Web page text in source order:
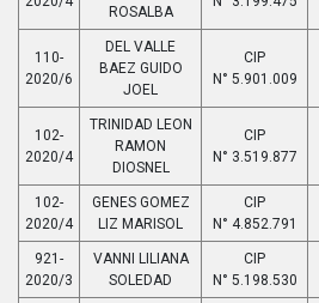
ROSALBA
110-
2020/6
DEL VALLE
BAEZ GUIDO
JOEL
CIP
N° 5.901.009
102-
2020/4
TRINIDAD LEON
RAMON
DIOSNEL
CIP
N° 3.519.877
102-
2020/4
GENES GOMEZ
LIZ MARISOL
CIP
N° 4.852.791
921-
2020/3
VANNI LILIANA
SOLEDAD
CIP
N° 5.198.530